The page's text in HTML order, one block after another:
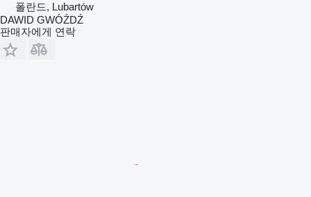
폴란드, Lubartów
DAWID GWÓŹDŹ
판매자에게 연락